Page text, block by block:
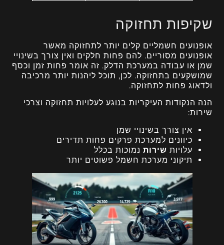
שקיפות תחזוקה
אופנועים חשמליים קלים יותר לתחזוקה מאשר
אופנועים מסוריים. להם פחות חלקים ואין צורך בשינויי
שמן או עבודה במערכת הדלק. זה אומר פחות זמן וכסף
שמושקעים בתחזוקה. לכן, תוכל ליהנות יותר מרכיבה
ולדאוג פחות לתחזוקה.
הנה הנקודות העיקריות בנוגע לעלויות תחזוקה וצרכי
שירות:
אין צורך בשינויי שמן
כיוונים למערכת פרקים פחות תדירים
עלויות שירות נמוכות בכלל
תיקוני מערכת חשמל פשוטים יותר